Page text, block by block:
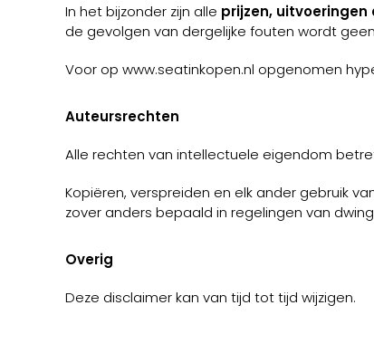
In het bijzonder zijn alle prijzen,
de gevolgen van dergelijke fouten wordt
Voor op www.seatinkopen.nl opgenomen
Auteursrechten
Alle rechten van intellectuele eigendom
Kopiëren, verspreiden en elk ander gebruik
zover anders bepaald in regelingen van
Overig
Deze disclaimer kan van tijd tot tijd wijzigen.